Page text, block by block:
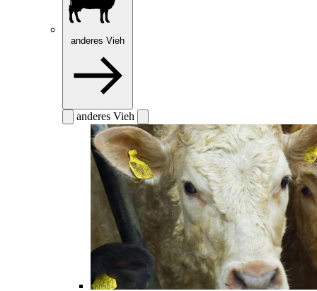
anderes Vieh
anderes Vieh